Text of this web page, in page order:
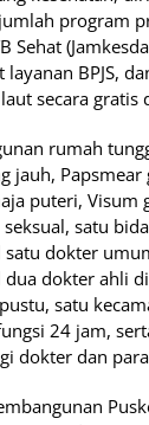
program
Sehat
BPJS,
secara gratis
rumah
jauh, Papsmear
puteri, Visum
seksual, satu
dokter
dokter ahli
satu
24 jam,
dokter dan